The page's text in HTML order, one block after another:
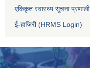
एकिकृत स्वास्थ्य सूचना प्रणाली
ई-हाजिरी (HRMS Login)